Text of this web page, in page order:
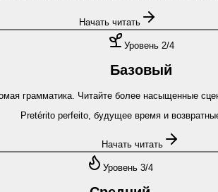
Начать читать
Уровень 2/4
Базовый
грамматика. Читайте более насыщенные
Pretérito perfeito, будущее время и
Начать читать
Уровень 3/4